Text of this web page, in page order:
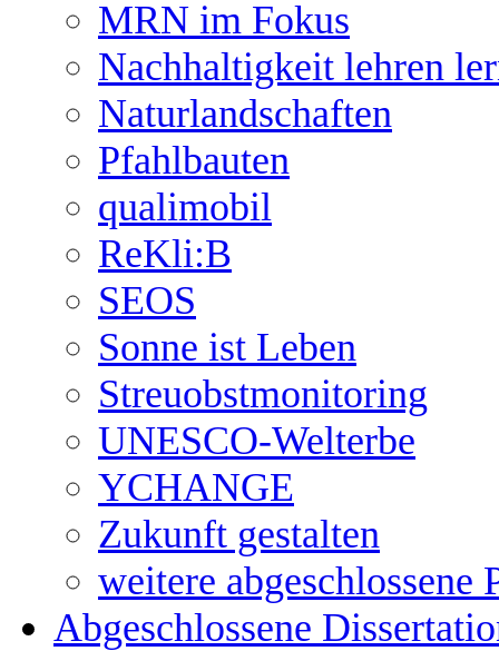
MRN im Fokus
Nachhaltigkeit lehren
Naturlandschaften
Pfahlbauten
qualimobil
ReKli:B
SEOS
Sonne ist Leben
Streuobstmonitoring
UNESCO-Welterbe
YCHANGE
Zukunft gestalten
weitere abgeschlossene
Abgeschlossene